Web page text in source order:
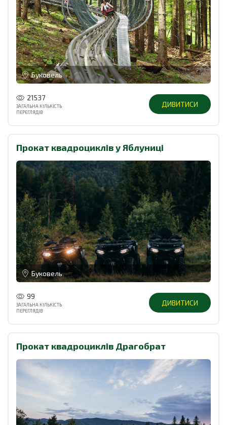
Буковель
21537
ЗАГАЛЬНА КІЛЬКІСТЬ
ПЕРЕГЛЯДІВ
ДИВИТИСИ
Прокат квадроциклів у Яблуниці
Буковель
99
ЗАГАЛЬНА КІЛЬКІСТЬ
ПЕРЕГЛЯДІВ
ДИВИТИСИ
Прокат квадроциклів Драгобрат